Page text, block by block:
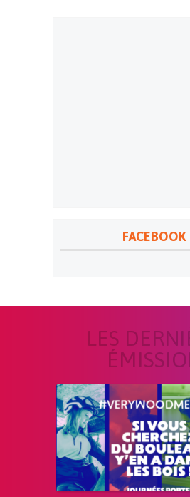
FACEBOOK
LES